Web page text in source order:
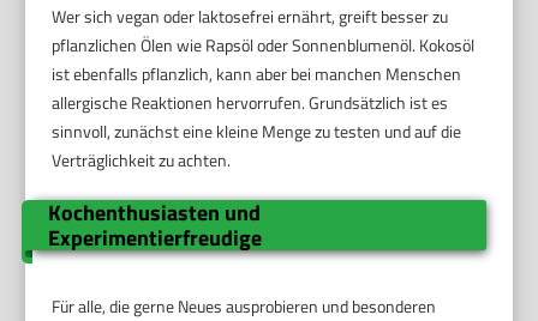
Wer sich vegan oder laktosefrei ernährt, greift besser zu
pflanzlichen Ölen wie Rapsöl oder Sonnenblumenöl. Kokosöl
ist ebenfalls pflanzlich, kann aber bei manchen Menschen
allergische Reaktionen hervorrufen. Grundsätzlich ist es
sinnvoll, zunächst eine kleine Menge zu testen und auf die
Verträglichkeit zu achten.
Kochenthusiasten und
Experimentierfreudige
Für alle, die gerne Neues ausprobieren und besonderen